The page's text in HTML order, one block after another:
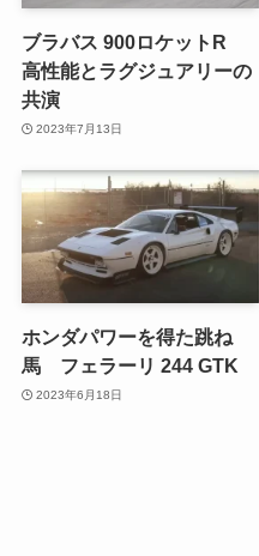
ブラバス 900ロケットR
高性能とラグジュアリーの
共演
2023年7月13日
ホンダパワーを得た跳ね
馬 フェラーリ 244 GTK
2023年6月18日